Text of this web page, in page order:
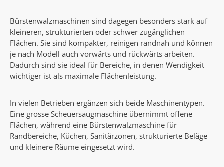
Bürstenwalzmaschinen sind dagegen besonders stark auf
kleineren, strukturierten oder schwer zugänglichen
Flächen. Sie sind kompakter, reinigen randnah und können
je nach Modell auch vorwärts und rückwärts arbeiten.
Dadurch sind sie ideal für Bereiche, in denen Wendigkeit
wichtiger ist als maximale Flächenleistung.
In vielen Betrieben ergänzen sich beide Maschinentypen.
Eine grosse Scheuersaugmaschine übernimmt offene
Flächen, während eine Bürstenwalzmaschine für
Randbereiche, Küchen, Sanitärzonen, strukturierte Beläge
und kleinere Räume eingesetzt wird.